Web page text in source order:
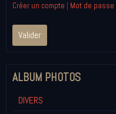
Créer un compte | Mot de passe
Valider
ALBUM PHOTOS
DIVERS